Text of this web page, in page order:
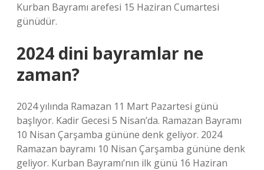
Kurban Bayramı arefesi 15 Haziran Cumartesi
günüdür.
2024 dini bayramlar ne
zaman?
2024 yılında Ramazan 11 Mart Pazartesi günü
başlıyor. Kadir Gecesi 5 Nisan’da. Ramazan Bayramı
10 Nisan Çarşamba gününe denk geliyor. 2024
Ramazan bayramı 10 Nisan Çarşamba gününe denk
geliyor. Kurban Bayramı’nın ilk günü 16 Haziran